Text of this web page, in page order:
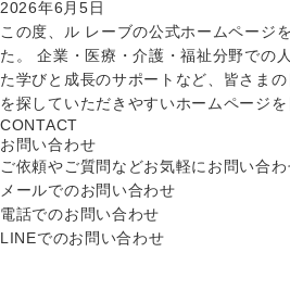
2026年6月5日
この度、ル レーブの公式ホームページ
た。 企業・医療・介護・福祉分野での
た学びと成長のサポートなど、皆さま
を探していただきやすいホームページを
CONTACT
お問い合わせ
ご依頼やご質問などお気軽にお問い合わ
メールでのお問い合わせ
電話でのお問い合わせ
LINEでのお問い合わせ